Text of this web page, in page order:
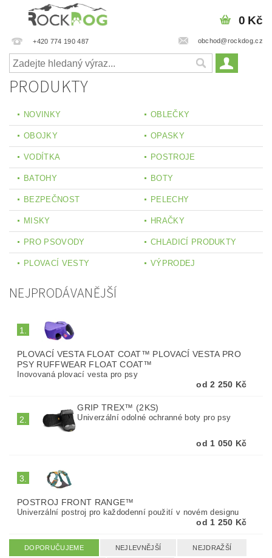
+420 774 190 487 obchod@rockdog.cz
0 Kč
PRODUKTY
NOVINKY OBLEČKY
OBOJKY OPASKY
VODÍTKA POSTROJE
BATOHY BOTY
BEZPEČNOST PELECHY
MISKY HRAČKY
PRO PSOVODY CHLADICÍ PRODUKTY
PLOVACÍ VESTY VÝPRODEJ
NEJPRODÁVANĚJŠÍ
1.
PLOVACÍ VESTA FLOAT COAT™ PLOVACÍ VESTA PRO
PSY RUFFWEAR FLOAT COAT™
Inovovaná plovací vesta pro psy
od 2 250 Kč
2.
GRIP TREX™ (2KS)
Univerzální odolné ochranné boty pro psy
od 1 050 Kč
3.
POSTROJ FRONT RANGE™
Univerzální postroj pro každodenní použití v novém designu
od 1 250 Kč
DOPORUČUJEME NEJLEVNĚJŠÍ NEJDRAŽŠÍ